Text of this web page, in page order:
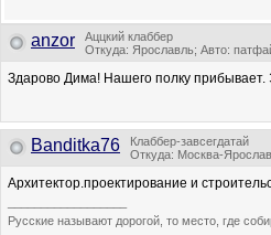
anzor
Аццкий клаббер
Откуда: Ярославль; Авто:
Здарово Дима! Нашего полку прибывает.
Banditka76
Клаббер-завсегдатай
Откуда: Москва-
Архитектор.проектирование и
Русские называют дорогой, то место, где